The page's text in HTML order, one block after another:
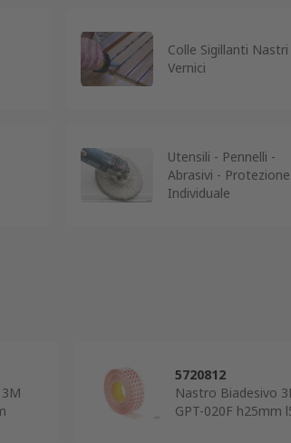
Colle Sigillanti Nastri
Vernici
Utensili - Pennelli -
Abrasivi - Protezione
Individuale
5720812
Nastro Biadesivo
GPT-020F h25mm